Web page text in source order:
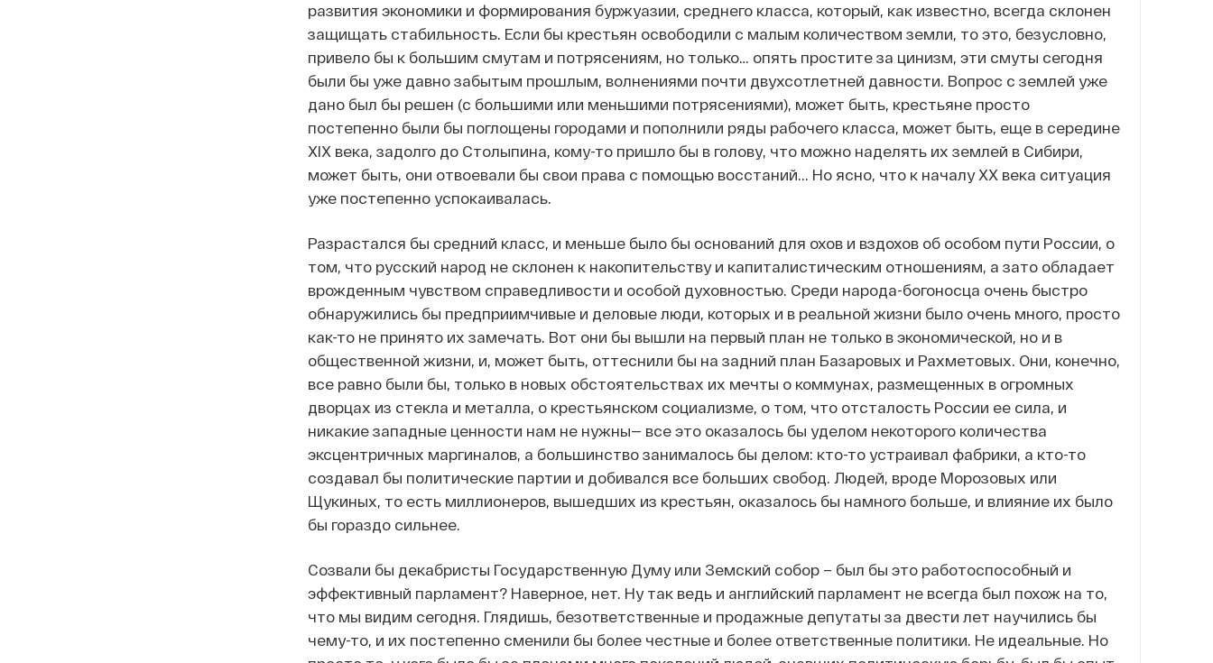
развития экономики и формирования буржуазии, среднего класса, который, как известно, всегда склонен
защищать стабильность. Если бы крестьян освободили с малым количеством земли, то это, безусловно,
привело бы к большим смутам и потрясениям, но только… опять простите за цинизм, эти смуты сегодня
были бы уже давно забытым прошлым, волнениями почти двухсотлетней давности. Вопрос с землей уже
дано был бы решен (с большими или меньшими потрясениями), может быть, крестьяне просто
постепенно были бы поглощены городами и пополнили ряды рабочего класса, может быть, еще в середине
XIX века, задолго до Столыпина, кому-то пришло бы в голову, что можно наделять их землей в Сибири,
может быть, они отвоевали бы свои права с помощью восстаний... Но ясно, что к началу ХХ века ситуация
уже постепенно успокаивалась.
Разрастался бы средний класс, и меньше было бы оснований для охов и вздохов об особом пути России, о
том, что русский народ не склонен к накопительству и капиталистическим отношениям, а зато обладает
врожденным чувством справедливости и особой духовностью. Среди народа-богоносца очень быстро
обнаружились бы предприимчивые и деловые люди, которых и в реальной жизни было очень много, просто
как-то не принято их замечать. Вот они бы вышли на первый план не только в экономической, но и в
общественной жизни, и, может быть, оттеснили бы на задний план Базаровых и Рахметовых. Они, конечно,
все равно были бы, только в новых обстоятельствах их мечты о коммунах, размещенных в огромных
дворцах из стекла и металла, о крестьянском социализме, о том, что отсталость России ее сила, и
никакие западные ценности нам не нужны— все это оказалось бы уделом некоторого количества
эксцентричных маргиналов, а большинство занималось бы делом: кто-то устраивал фабрики, а кто-то
создавал бы политические партии и добивался все больших свобод. Людей, вроде Морозовых или
Щукиных, то есть миллионеров, вышедших из крестьян, оказалось бы намного больше, и влияние их было
бы гораздо сильнее.
Созвали бы декабристы Государственную Думу или Земский собор – был бы это работоспособный и
эффективный парламент? Наверное, нет. Ну так ведь и английский парламент не всегда был похож на то,
что мы видим сегодня. Глядишь, безответственные и продажные депутаты за двести лет научились бы
чему-то, и их постепенно сменили бы более честные и более ответственные политики. Не идеальные. Но